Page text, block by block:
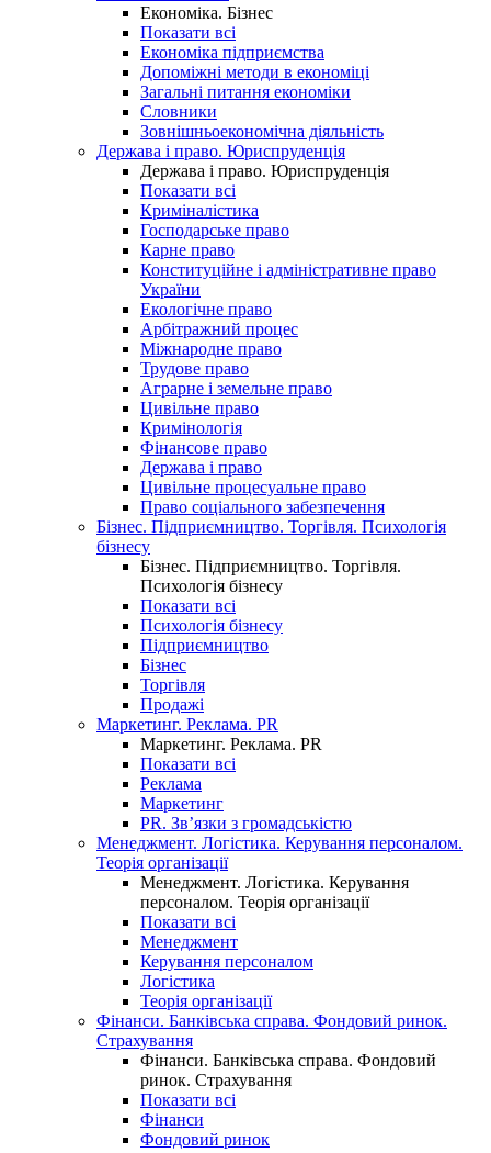
Економіка. Бізнес
Показати всі
Економіка підприємства
Допоміжні методи в економіці
Загальні питання економіки
Словники
Зовнішньоекономічна діяльність
Держава і право. Юриспруденція
Держава і право. Юриспруденція
Показати всі
Криміналістика
Господарське право
Карне право
Конституційне і адміністративне право
України
Екологічне право
Арбітражний процес
Міжнародне право
Трудове право
Аграрне і земельне право
Цивільне право
Кримінологія
Фінансове право
Держава і право
Цивільне процесуальне право
Право соціального забезпечення
Бізнес. Підприємництво. Торгівля. Психологія
бізнесу
Бізнес. Підприємництво. Торгівля.
Психологія бізнесу
Показати всі
Психологія бізнесу
Підприємництво
Бізнес
Торгівля
Продажі
Маркетинг. Реклама. PR
Маркетинг. Реклама. PR
Показати всі
Реклама
Маркетинг
PR. Зв’язки з громадськістю
Менеджмент. Логістика. Керування персоналом.
Теорія організації
Менеджмент. Логістика. Керування
персоналом. Теорія організації
Показати всі
Менеджмент
Керування персоналом
Логістика
Теорія організації
Фінанси. Банківська справа. Фондовий ринок.
Страхування
Фінанси. Банківська справа. Фондовий
ринок. Страхування
Показати всі
Фінанси
Фондовий ринок